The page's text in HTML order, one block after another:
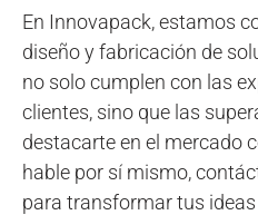
En Innovapack, estamos
diseño y fabricación de
no solo cumplen con las
clientes, sino que las
destacarte en el mercado
hable por sí mismo,
para transformar tus ideas